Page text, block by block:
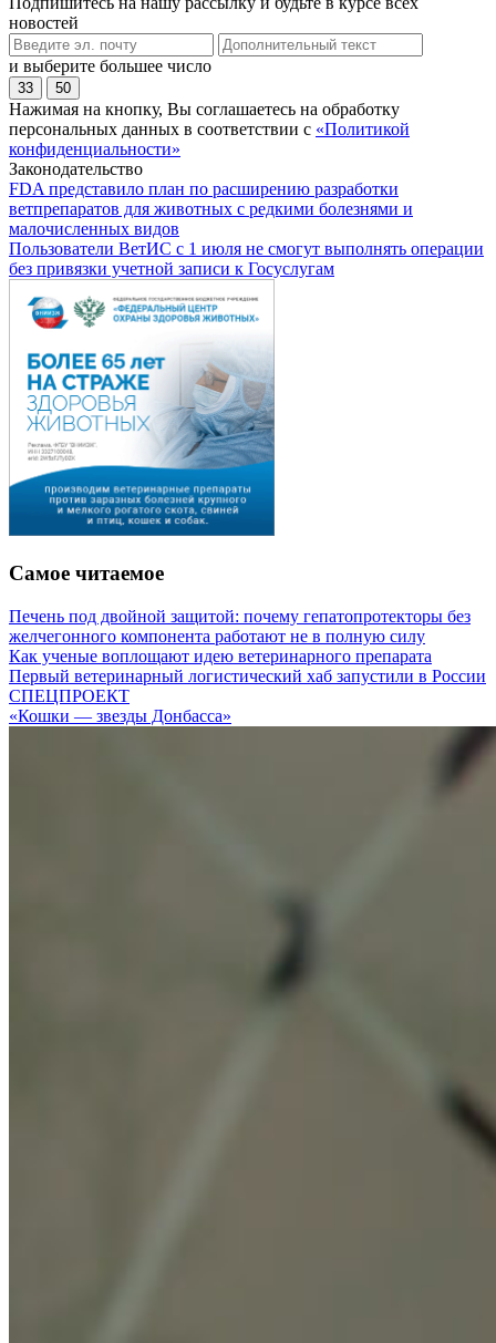
новостей
и выберите большее число
33 50
Нажимая на кнопку, Вы соглашаетесь на обработку
персональных данных в соответствии с «Политикой
конфиденциальности»
Законодательство
FDA представило план по расширению разработки
ветпрепаратов для животных с редкими болезнями и
малочисленных видов
Пользователи ВетИС с 1 июля не смогут выполнять операции
без привязки учетной записи к Госуслугам
Самое читаемое
Печень под двойной защитой: почему гепатопротекторы без
желчегонного компонента работают не в полную силу
Как ученые воплощают идею ветеринарного препарата
Первый ветеринарный логистический хаб запустили в России
СПЕЦПРОЕКТ
«Кошки — звезды Донбасса»